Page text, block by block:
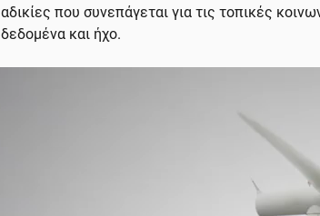
αδικίες που συνεπάγεται για τις τοπικές
δεδομένα και ήχο.